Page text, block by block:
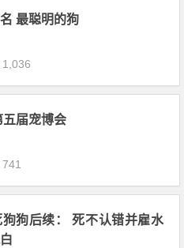
最聪明的狗
1,036
届宠博会
741
狗后续： 死不认错并雇水